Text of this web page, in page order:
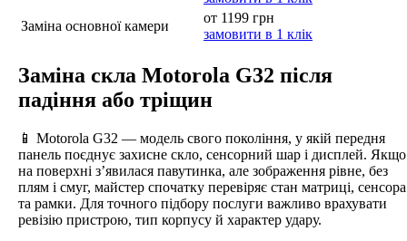
Заміна основної камери
от 1199 грн
замовити в 1 клік
Заміна скла Motorola G32 після
падіння або тріщин
📱 Motorola G32 — модель свого покоління, у якій передня
панель поєднує захисне скло, сенсорний шар і дисплей. Якщо
на поверхні з’явилася павутинка, але зображення рівне, без
плям і смуг, майстер спочатку перевіряє стан матриці, сенсора
та рамки. Для точного підбору послуги важливо врахувати
ревізію пристрою, тип корпусу й характер удару.